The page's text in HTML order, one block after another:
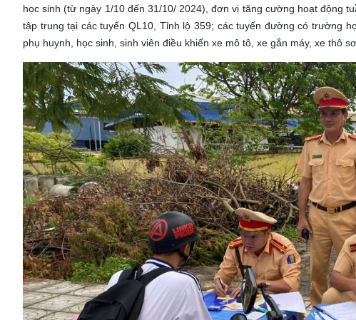
học sinh (từ ngày 1/10 đến 31/10/ 2024), đơn vị tăng cường hoạt động
tập trung tại các tuyến QL10, Tỉnh lộ 359; các tuyến đường có trường
phụ huynh, học sinh, sinh viên điều khiển xe mô tô, xe gắn máy, xe thô